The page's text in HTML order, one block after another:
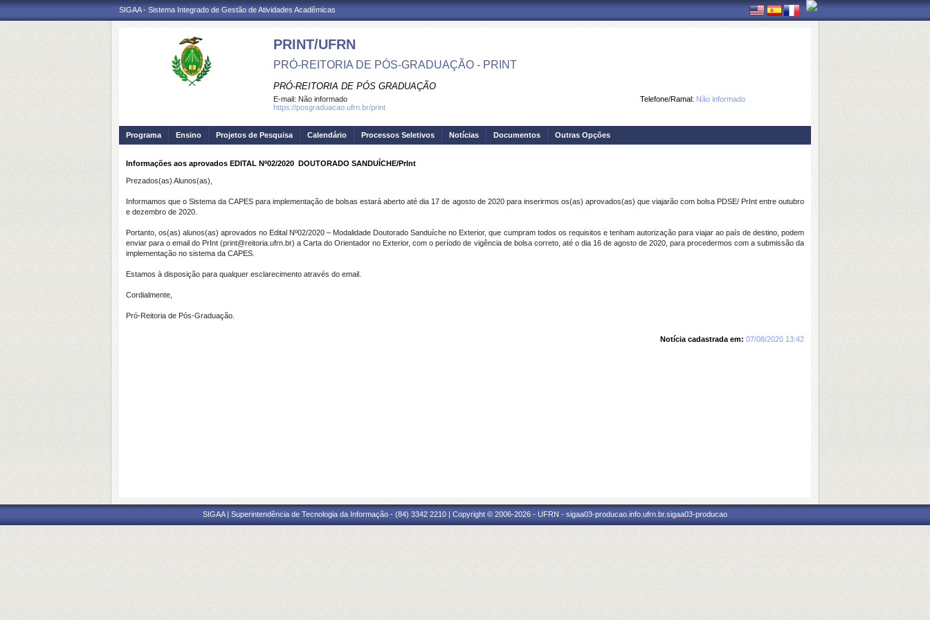
SIGAA - Sistema Integrado de Gestão de Atividades Acadêmicas
PRINT/UFRN
PRÓ-REITORIA DE PÓS-GRADUAÇÃO - PRINT
PRÓ-REITORIA DE PÓS GRADUAÇÃO
Telefone/Ramal: Não informado
E-mail: Não informado
https://posgraduacao.ufrn.br/print
Programa Ensino Projetos de Pesquisa Calendário Processos Seletivos Notícias Documentos Outras Opções
Informações aos aprovados EDITAL Nº02/2020  DOUTORADO SANDUÍCHE/PrInt
Prezados(as) Alunos(as),
Informamos que o Sistema da CAPES para implementação de bolsas estará aberto até dia 17 de agosto de 2020 para inserirmos os(as) aprovados(as) que viajarão com bolsa PDSE/ PrInt entre outubro
e dezembro de 2020.
Portanto, os(as) alunos(as) aprovados no Edital Nº02/2020 – Modalidade Doutorado Sanduíche no Exterior, que cumpram todos os requisitos e tenham autorização para viajar ao país de destino, podem
enviar para o email do PrInt (print@reitoria.ufrn.br) a Carta do Orientador no Exterior, com o período de vigência de bolsa correto, até o dia 16 de agosto de 2020, para procedermos com a submissão da
implementação no sistema da CAPES.
Estamos à disposição para qualquer esclarecimento através do email.
Cordialmente,
Pró-Reitoria de Pós-Graduação.
Notícia cadastrada em: 07/08/2020 13:42
SIGAA | Superintendência de Tecnologia da Informação - (84) 3342 2210 | Copyright © 2006-2026 - UFRN - sigaa03-producao.info.ufrn.br.sigaa03-producao